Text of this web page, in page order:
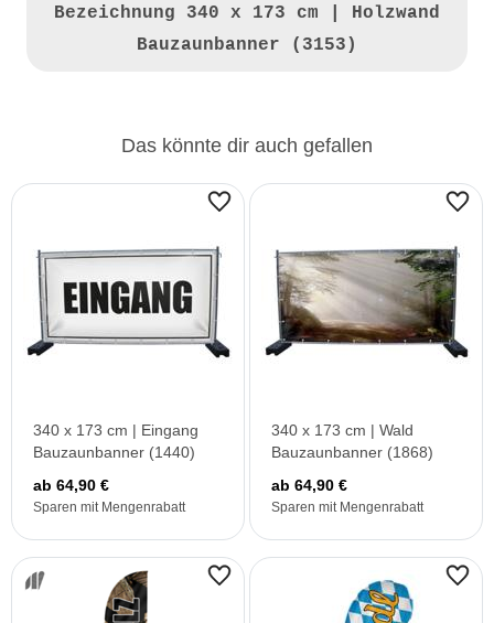
Bezeichnung 340 x 173 cm | Holzwand
Bauzaunbanner (3153)
Das könnte dir auch gefallen
340 x 173 cm | Eingang
Bauzaunbanner (1440)
ab 64,90 €
Sparen mit Mengenrabatt
340 x 173 cm | Wald
Bauzaunbanner (1868)
ab 64,90 €
Sparen mit Mengenrabatt